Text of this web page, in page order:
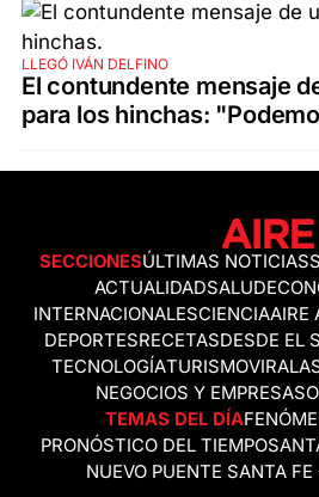
LLEGÓ IVÁN DELFINO
El contundente mensaje
para los hinchas:
SECCIONESÚLTIMAS NOTICIAS
ACTUALIDADSALUD
INTERNACIONALESCIENCIAAIRE
DEPORTESRECETASDESDE EL
TECNOLOGÍATURISMOVIRAL
NEGOCIOS Y EMPRESAS
TEMAS DEL DÍA
PRONÓSTICO DEL TIEMPO
NUEVO PUENTE SANTA